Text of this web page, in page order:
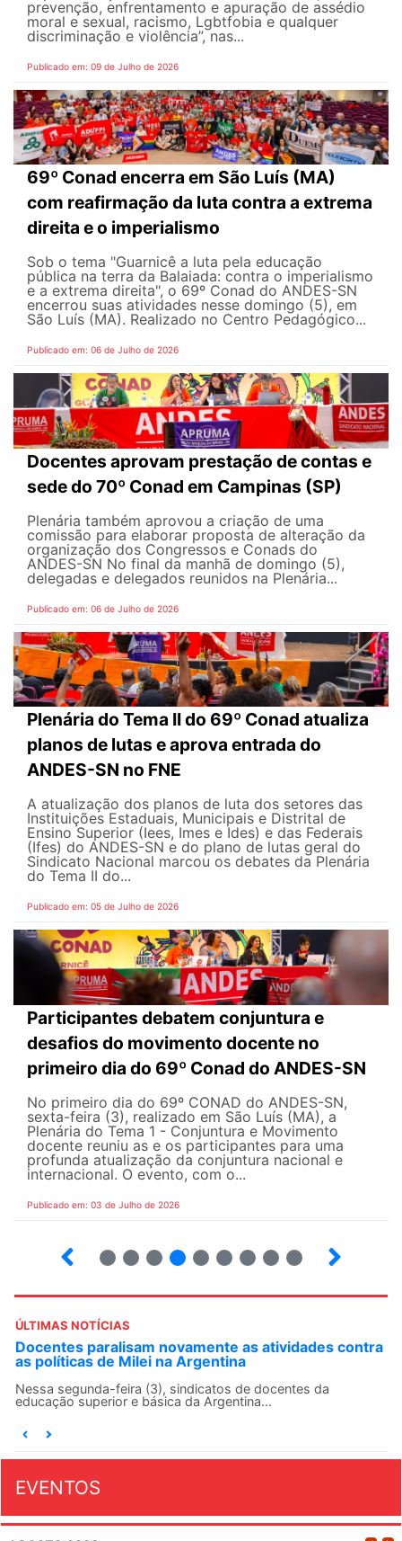
prevenção, enfrentamento e apuração de assédio
moral e sexual, racismo, Lgbtfobia e qualquer
discriminação e violência”, nas...
Publicado em: 09 de Julho de 2026
69º Conad encerra em São Luís (MA)
com reafirmação da luta contra a extrema
direita e o imperialismo
Sob o tema "Guarnicê a luta pela educação
pública na terra da Balaiada: contra o imperialismo
e a extrema direita", o 69º Conad do ANDES-SN
encerrou suas atividades nesse domingo (5), em
São Luís (MA). Realizado no Centro Pedagógico...
Publicado em: 06 de Julho de 2026
Docentes aprovam prestação de contas e
sede do 70º Conad em Campinas (SP)
Plenária também aprovou a criação de uma
comissão para elaborar proposta de alteração da
organização dos Congressos e Conads do
ANDES-SN No final da manhã de domingo (5),
delegadas e delegados reunidos na Plenária...
Publicado em: 06 de Julho de 2026
Plenária do Tema II do 69º Conad atualiza
planos de lutas e aprova entrada do
ANDES-SN no FNE
A atualização dos planos de luta dos setores das
Instituições Estaduais, Municipais e Distrital de
Ensino Superior (Iees, Imes e Ides) e das Federais
(Ifes) do ANDES-SN e do plano de lutas geral do
Sindicato Nacional marcou os debates da Plenária
do Tema II do...
Publicado em: 05 de Julho de 2026
Participantes debatem conjuntura e
desafios do movimento docente no
primeiro dia do 69º Conad do ANDES-SN
No primeiro dia do 69º CONAD do ANDES-SN,
sexta-feira (3), realizado em São Luís (MA), a
Plenária do Tema 1 - Conjuntura e Movimento
docente reuniu as e os participantes para uma
profunda atualização da conjuntura nacional e
internacional. O evento, com o...
Publicado em: 03 de Julho de 2026
ÚLTIMAS NOTÍCIAS
Docentes paralisam novamente as atividades contra
as políticas de Milei na Argentina
Nessa segunda-feira (3), sindicatos de docentes da
educação superior e básica da Argentina...
EVENTOS